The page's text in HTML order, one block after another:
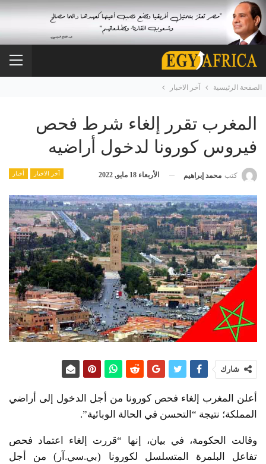
الصفحة الرئيسية آخر الاخبار
المغرب تقرر إلغاء شرط فحص
فيروس كورونا لدخول أراضيه
آخر الاخبار أخبار كتب محمد إبراهيم الأربعاء 18 مايو, 2022
شارك
أعلن المغرب إلغاء فحص كورونا من أجل الدخول إلى أراضي
المملكة؛ نتيجة “التحسن في الحالة الوبائية”.
وقالت الحكومة، في بيان، إنها “قررت إلغاء اعتماد فحص
تفاعل البلمرة المتسلسل لكورونا (بي.سي.آر) من أجل